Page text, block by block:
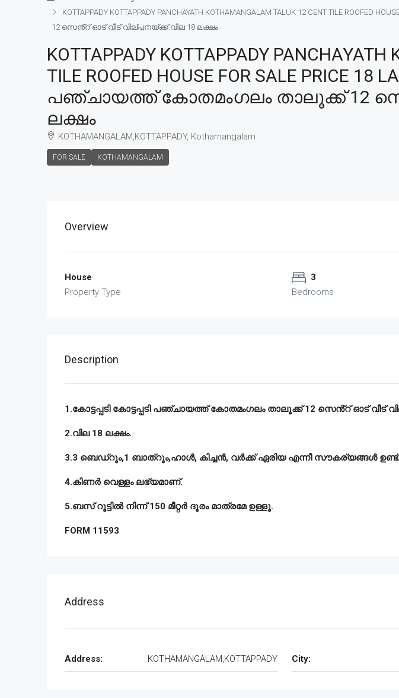
KOTTAPPADY KOTTAPPADY PANCHAYATH KOTHAMANGALAM TALUK 12 CENT TILE
12 സെൻ്റ് ഓട് വീട് വില്പനയ്ക്ക് വില 18 ലക്ഷം
KOTTAPPADY KOTTAPPADY
TILE ROOFED HOUSE FOR SALE PRICE 18
പഞ്ചായത്ത് കോതമംഗലം താലൂക്ക് 12
ലക്ഷം
KOTHAMANGALAM,KOTTAPPADY, Kothamangalam
FOR SALE KOTHAMANGALAM
Overview
House
Property Type
3
Bedrooms
Description
1.കോട്ടപ്പടി കോട്ടപ്പടി പഞ്ചായത്ത് കോതമംഗലം താലൂക്ക് 12 സെൻ്റ് ഓട് വീട്
2.വില 18 ലക്ഷം.
3.3 ബെഡ്റൂം,1 ബാത്റൂം,ഹാൾ, കിച്ചൻ, വർക്ക് ഏരിയ എന്നീ സൗകര്യങ്ങൾ
4.കിണർ വെള്ളം ലഭ്യമാണ്.
5.ബസ് റൂട്ടിൽ നിന്ന് 150 മീറ്റർ ദൂരം മാത്രമേ ഉള്ളൂ.
FORM 11593
Address
Address: KOTHAMANGALAM,KOTTAPPADY City: